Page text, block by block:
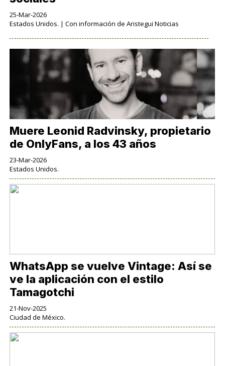
25-Mar-2026
Estados Unidos. | Con información de Aristegui Noticias
Muere Leonid Radvinsky, propietario
de OnlyFans, a los 43 años
23-Mar-2026
Estados Unidos.
WhatsApp se vuelve Vintage: Así se
ve la aplicación con el estilo
Tamagotchi
21-Nov-2025
Ciudad de México.